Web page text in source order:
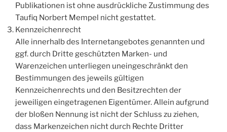
Publikationen ist ohne ausdrückliche Zustimmung des
Taufiq Norbert Mempel nicht gestattet.
Kennzeichenrecht
Alle innerhalb des Internetangebotes genannten und
ggf. durch Dritte geschützten Marken- und
Warenzeichen unterliegen uneingeschränkt den
Bestimmungen des jeweils gültigen
Kennzeichenrechts und den Besitzrechten der
jeweiligen eingetragenen Eigentümer. Allein aufgrund
der bloßen Nennung ist nicht der Schluss zu ziehen,
dass Markenzeichen nicht durch Rechte Dritter